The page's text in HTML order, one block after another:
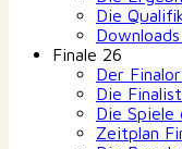
Die
Finale 26
Der
Die
Die Spiele
Zeitplan